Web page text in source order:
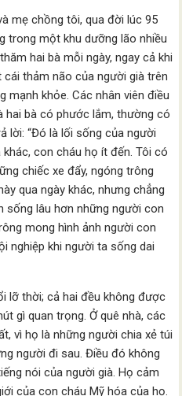
mẹ chồng tôi, qua đời lúc 95
trong một khu dưỡng lão nhiều
hai bà mỗi ngày, ngay cả khi
thảm não của người già trên
mạnh khỏe. Các nhân viên điều
bà có phước lắm, thường có
lời: “Đó là lối sống của người
con cháu họ ít đến. Tôi có
chiếc xe đẩy, ngóng trông
qua ngày khác, nhưng chẳng
sống lâu hơn những người con
mong hình ảnh người con
nghiệp khi người ta sống dai
lỡ thời; cả hai đều không được
gì quan trọng. Ở quê nhà, các
vì họ là những người chia xẻ túi
người đi sau. Điều đó không
nói của người già. Họ cảm
của con cháu Mỹ hóa của họ.